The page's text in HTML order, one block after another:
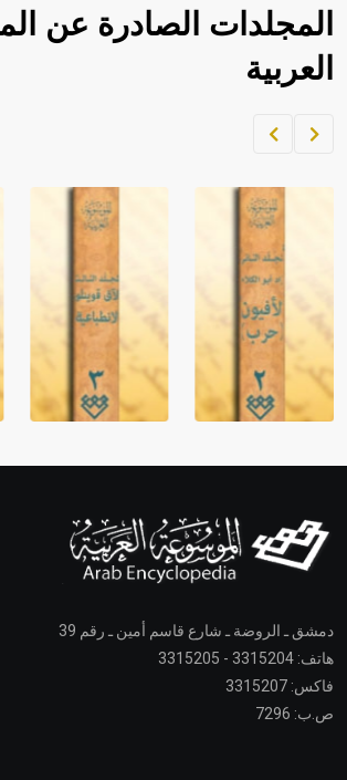
المجلدات الصادرة عن
العربية
دمشق ـ الروضة ـ شارع قاسم أمين ـ رقم 39
هاتف: 3315204 - 3315205
فاكس: 3315207
ص.ب: 7296